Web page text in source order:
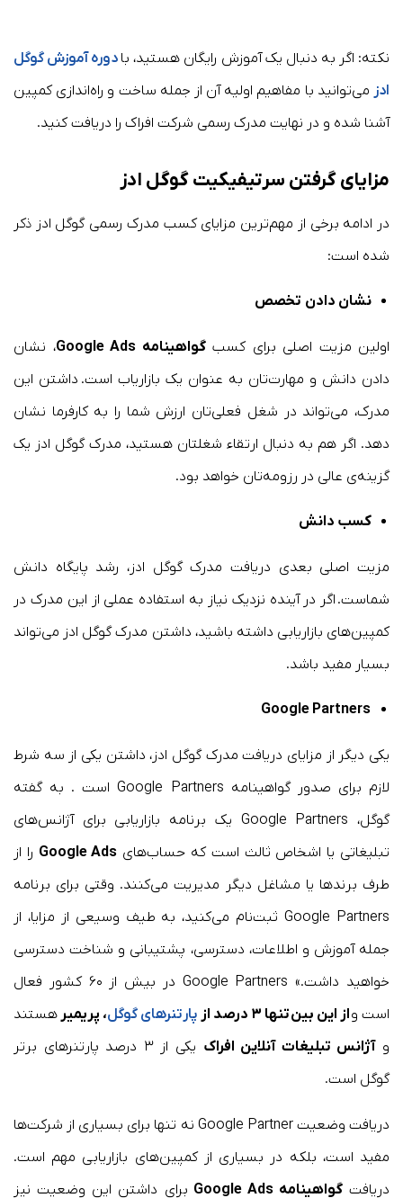
نکته: اگر به دنبال یک آموزش رایگان هستید، با دوره آموزش گوگل
ادز می‌توانید با مفاهیم اولیه آن از جمله ساخت و راه‌اندازی کمپین
آشنا شده و در نهایت مدرک رسمی شرکت افراک را دریافت کنید.
مزایای گرفتن سرتیفیکیت گوگل ادز
در ادامه برخی از مهم‌ترین مزایای کسب مدرک رسمی گوگل ادز ذکر
شده است:
نشان دادن تخصص
اولین مزیت اصلی برای کسبگواهینامه Google Ads، نشان
دادن دانش و مهارت‌تان به عنوان یک بازاریاب است. داشتن این
مدرک، می‌تواند در شغل فعلی‌تان ارزش شما را به کارفرما نشان
دهد. اگر هم به دنبال ارتقاء شغلتان هستید، مدرک گوگل ادز یک
گزینه‌ی عالی در رزومه‌تان خواهد بود.
کسب دانش
مزیت اصلی بعدی دریافت مدرک گوگل ادز، رشد پایگاه دانش
شماست. اگر در آینده نزدیک نیاز به استفاده عملی از این مدرک در
کمپین‌های بازاریابی داشته باشید، داشتن مدرک گوگل ادز می‌تواند
بسیار مفید باشد.
Google Partners
یکی دیگر از مزایای دریافت مدرک گوگل ادز، داشتن یکی از سه شرط
لازم برای صدور گواهینامه Google Partners است . به گفته
گوگل، Google Partners یک برنامه بازاریابی برای آژانس‌های
تبلیغاتی یا اشخاص ثالث است که حساب‌های Google Ads را از
طرف برندها یا مشاغل دیگر مدیریت می‌کنند. وقتی برای برنامه
Google Partners ثبت‌نام می‌کنید، به طیف وسیعی از مزایا، از
جمله آموزش و اطلاعات، دسترسی، پشتیبانی و شناخت دسترسی
خواهید داشت.» Google Partners در بیش از ۶۰ کشور فعال
است واز این بین تنها ۳ درصد از پارتنرهای گوگل، پریمیر هستند
وآژانس تبلیغات آنلاین افراک
یکی از ۳ درصد پارتنرهای برتر
گوگل است.
دریافت وضعیت Google Partner نه تنها برای بسیاری از شرکت‌ها
مفید است، بلکه در بسیاری از کمپین‌های بازاریابی مهم است.
دریافتگواهینامه Google Ads برای داشتن این وضعیت نیز